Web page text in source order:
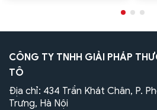
CÔNG TY TNHH GIẢI PHÁP
TÔ
Địa chỉ: 434 Trần Khát Chân, P.
Trưng, Hà Nội